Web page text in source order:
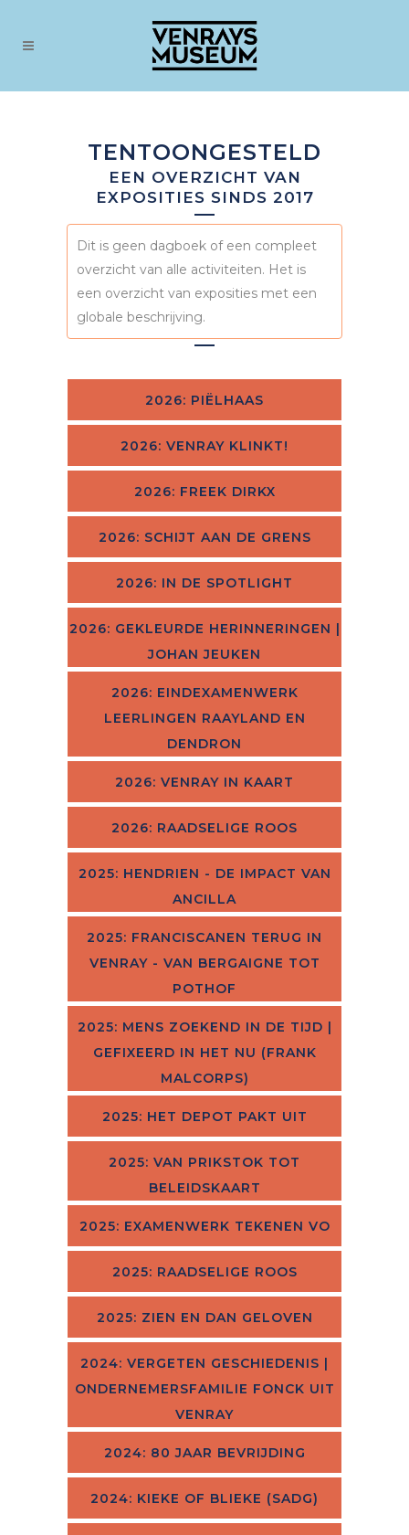
TENTOONGESTELD
EEN OVERZICHT VAN
EXPOSITIES SINDS 2017
Dit is geen dagboek of een compleet
overzicht van alle activiteiten. Het is
een overzicht van exposities met een
globale beschrijving.
2026: PIËLHAAS
2026: VENRAY KLINKT!
2026: FREEK DIRKX
2026: SCHIJT AAN DE GRENS
2026: IN DE SPOTLIGHT
2026: GEKLEURDE HERINNERINGEN |
JOHAN JEUKEN
2026: EINDEXAMENWERK
LEERLINGEN RAAYLAND EN
DENDRON
2026: VENRAY IN KAART
2026: RAADSELIGE ROOS
2025: HENDRIEN - DE IMPACT VAN
ANCILLA
2025: FRANCISCANEN TERUG IN
VENRAY - VAN BERGAIGNE TOT
POTHOF
2025: MENS ZOEKEND IN DE TIJD |
GEFIXEERD IN HET NU (FRANK
MALCORPS)
2025: HET DEPOT PAKT UIT
2025: VAN PRIKSTOK TOT
BELEIDSKAART
2025: EXAMENWERK TEKENEN VO
2025: RAADSELIGE ROOS
2025: ZIEN EN DAN GELOVEN
2024: VERGETEN GESCHIEDENIS |
ONDERNEMERSFAMILIE FONCK UIT
VENRAY
2024: 80 JAAR BEVRIJDING
2024: KIEKE OF BLIEKE (SADG)